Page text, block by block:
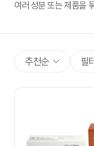
여러 성분 또는 제품을
추천순 필터